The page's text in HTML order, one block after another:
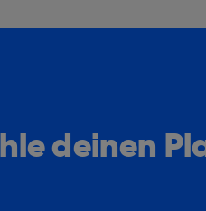
deinen